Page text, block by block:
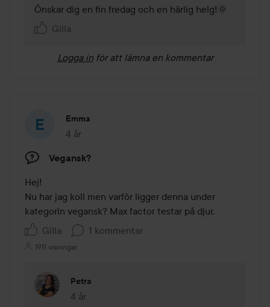
Önskar dig en fin fredag och en härlig helg!🌞
Gilla
Logga in för att lämna en kommentar
Emma
4 år
Inlägget skapades 4 år
Vegansk?
Hej!
Nu har jag koll men varför ligger denna under
kategorin vegansk? Max factor testar på djur.
Gilla
1 kommentar
1911 visningar
Petra
4 år
Kommentaren lades 4 år